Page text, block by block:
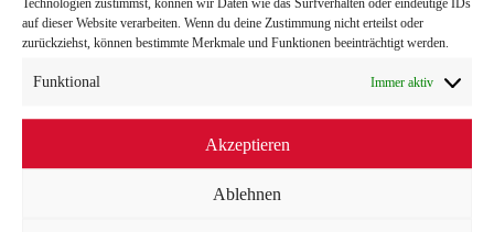
auf dieser Website verarbeiten. Wenn du deine Zustimmung nicht erteilst oder
zurückziehst, können bestimmte Merkmale und Funktionen beeinträchtigt werden.
Funktional Immer aktiv
Akzeptieren
Ablehnen
IMPRESSUM|DATENSCHUTZ|KONTAKT